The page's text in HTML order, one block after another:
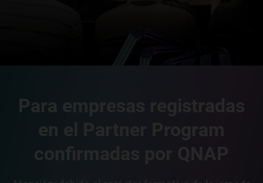
Para empresas registradas
en el Partner Program
confirmadas por QNAP